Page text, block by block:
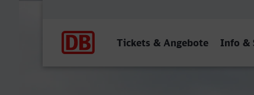
Tickets & Angebote Info &